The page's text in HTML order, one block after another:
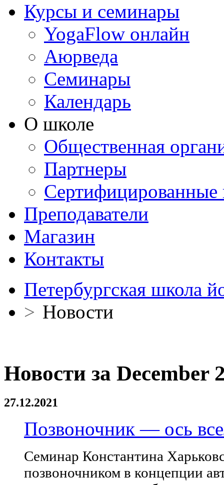
Курсы и семинары
YogaFlow онлайн
Аюрведа
Семинары
Календарь
О школе
Общественная
Партнеры
Сертифицированные
Преподаватели
Магазин
Контакты
Петербургская школа
> Новости
Новости за December
27.12.2021
Позвоночник — ось
Семинар Константина
позвоночником в концепции